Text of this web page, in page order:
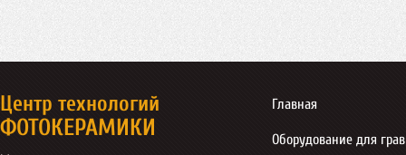
Центр технологий
ФОТОКЕРАМИКИ
Главная
Оборудование для